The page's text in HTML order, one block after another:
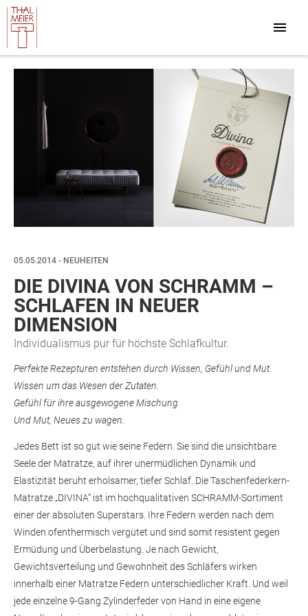
05.05.2014 - NEUHEITEN
DIE DIVINA VON SCHRAMM –
SCHLAFEN IN NEUER
DIMENSION
Individualismus pur für höchste Schlafkultur.
Perfekte Rezepturen entstehen durch Wissen, Gefühl und Mut.
Wissen um das Wesen der Zutaten.
Gefühl für ihre ausgewogene Mischung.
Und Mut, Neues zu wagen.
Jedes Bett ist so gut wie seine Federn. Sie sind die unsichtbare
Seele der Matratze, auf ihrer unermüdlichen Dynamik und
Elastizität beruht erholsamer, tiefer Schlaf. Die Taschenfederkern-
Matratze „DIVINA“ ist im hochqualitativen SCHRAMM-Sortiment
einer der absoluten Superstars. Ihre Federn werden nach dem
Winden ofenthermisch vergütet und sind somit resistent gegen
Ermüdung und Überbelastung. Je nach Gewicht,
Gewichtsverteilung und Gewohnheit des Schläfers wirken
innerhalb einer Matratze Federn unterschiedlicher Kraft. Und weil
jede einzelne 9-Gang Zylinderfeder von Hand in eine eigene